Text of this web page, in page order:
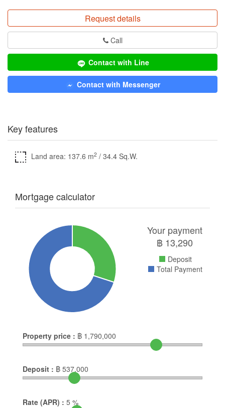
Request details
Call
Contact with Line
Contact with Messenger
Key features
Land area: 137.6 m2 / 34.4 Sq.W.
Mortgage calculator
Your payment
฿ 13,290
Deposit
Total Payment
Property price : ฿ 1,790,000
Deposit : ฿ 537,000
Rate (APR) : 5 %